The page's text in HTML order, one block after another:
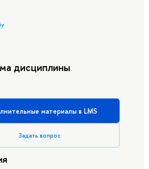
дисциплины
материалы в LMS
Задать вопрос